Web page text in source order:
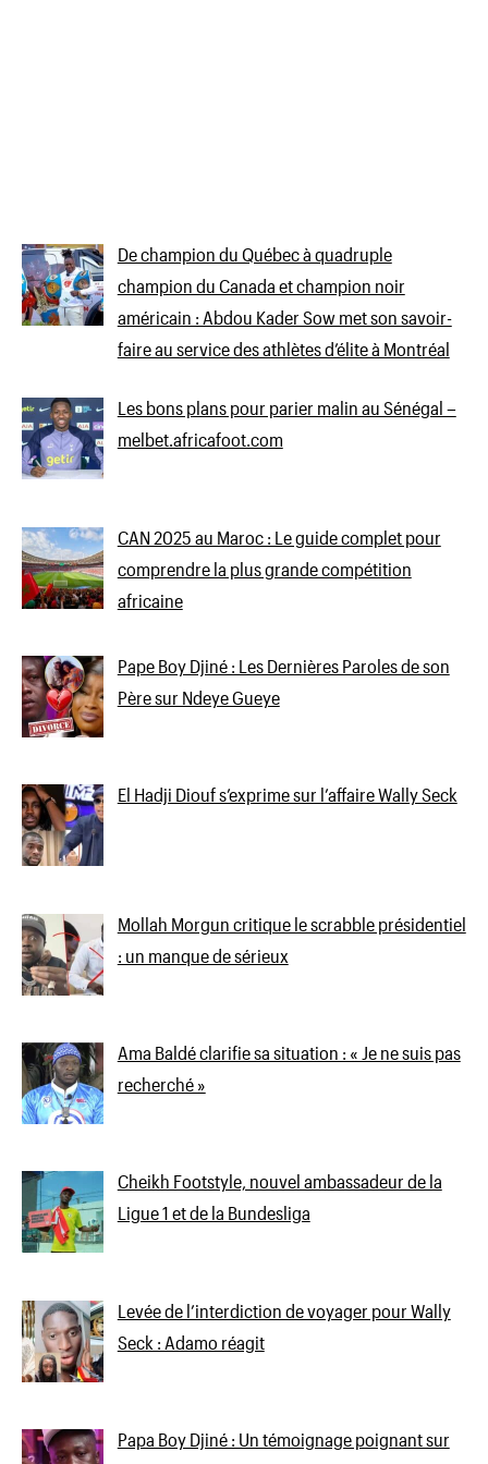
De champion du Québec à quadruple
champion du Canada et champion noir
américain : Abdou Kader Sow met son savoir-
faire au service des athlètes d’élite à Montréal
Les bons plans pour parier malin au Sénégal –
melbet.africafoot.com
CAN 2025 au Maroc : Le guide complet pour
comprendre la plus grande compétition
africaine
Pape Boy Djiné : Les Dernières Paroles de son
Père sur Ndeye Gueye
El Hadji Diouf s’exprime sur l’affaire Wally Seck
Mollah Morgun critique le scrabble présidentiel
: un manque de sérieux
Ama Baldé clarifie sa situation : « Je ne suis pas
recherché »
Cheikh Footstyle, nouvel ambassadeur de la
Ligue 1 et de la Bundesliga
Levée de l’interdiction de voyager pour Wally
Seck : Adamo réagit
Papa Boy Djiné : Un témoignage poignant sur